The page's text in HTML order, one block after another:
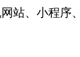
站、小程序